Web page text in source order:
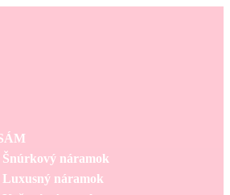
náramok
náramok